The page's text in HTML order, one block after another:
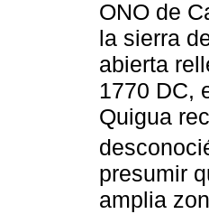
ONO de
la sierra
abierta
1770 DC,
Quigua
presumir
amplia